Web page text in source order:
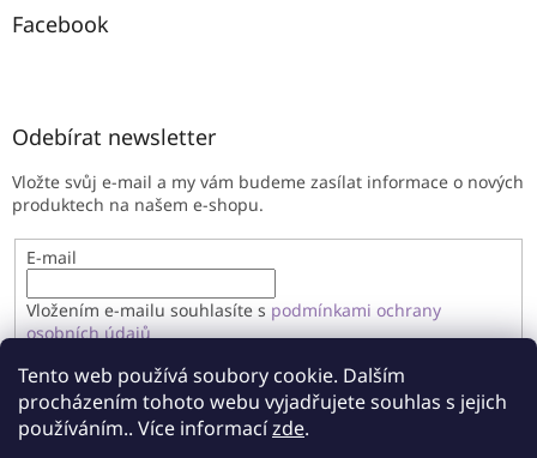
Tento web používá soubory cookie. Dalším
procházením tohoto webu vyjadřujete souhlas s jejich
používáním.. Více informacízde.
Facebook
Odebírat newsletter
Vložte svůj e-mail a my vám budeme zasílat informace o nových
produktech na našem e-shopu.
E-mail
Vložením e-mailu souhlasíte s podmínkami ochrany
osobních údajů
PŘIHLÁSIT SE